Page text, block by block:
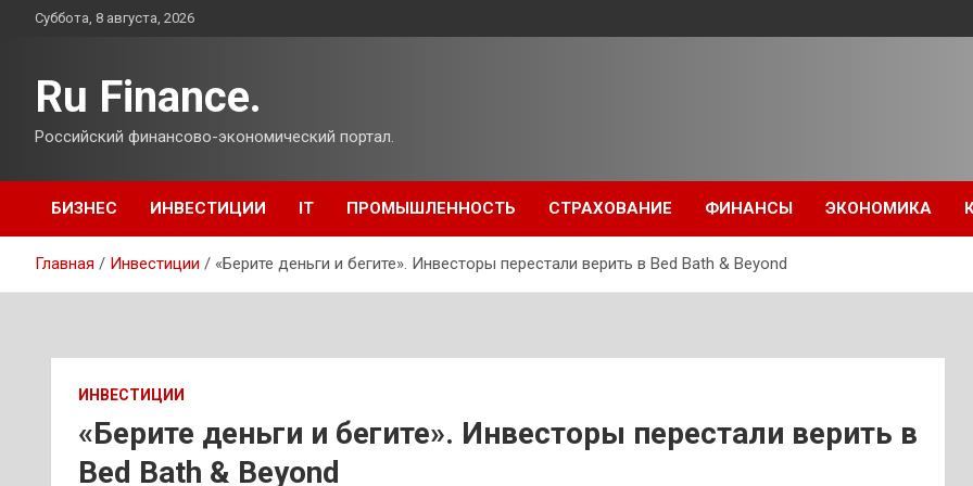
ПерейтиСуббота, 8 августа, 2026
Ru Finance.
Российский финансово-экономический портал.
БИЗНЕС ИНВЕСТИЦИИ IT ПРОМЫШЛЕННОСТЬ СТРАХОВАНИЕ ФИНАНСЫ ЭКОНОМИКА
Главная Инвестиции «Берите деньги и бегите». Инвесторы перестали верить в Bed Bath & Beyond
ИНВЕСТИЦИИ
«Берите деньги и бегите». Инвесторы перестали верить в
Bed Bath & Beyond